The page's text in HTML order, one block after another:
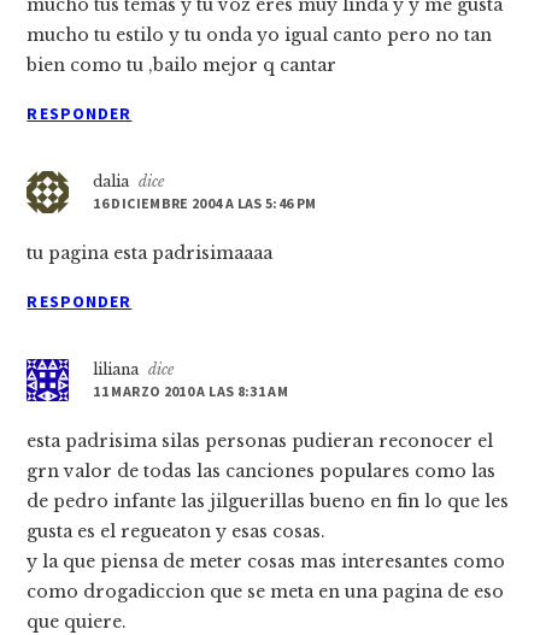
mucho tus temas y tu voz eres muy linda y y me gusta
mucho tu estilo y tu onda yo igual canto pero no tan
bien como tu ,bailo mejor q cantar
RESPONDER
dalia dice
16 DICIEMBRE 2004 A LAS 5:46 PM
tu pagina esta padrisimaaaa
RESPONDER
liliana dice
11 MARZO 2010 A LAS 8:31 AM
esta padrisima silas personas pudieran reconocer el
grn valor de todas las canciones populares como las
de pedro infante las jilguerillas bueno en fin lo que les
gusta es el regueaton y esas cosas.
y la que piensa de meter cosas mas interesantes como
como drogadiccion que se meta en una pagina de eso
que quiere.